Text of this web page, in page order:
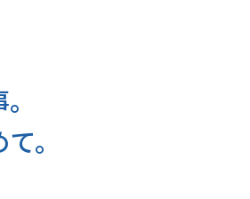
。